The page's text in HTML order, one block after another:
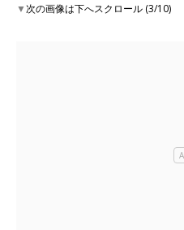
▼次の画像は下へスクロール (3/10)